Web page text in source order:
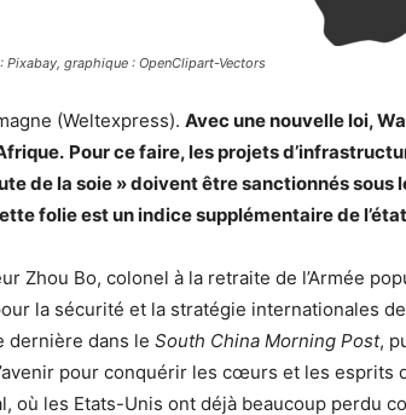
Pixabay, graphique : OpenClipart-Vectors
(Weltexpress). Avec une nouvelle loi,
Pour ce faire, les projets
de la soie » doivent être sanctionnés sous
folie est un indice supplémentaire de
Zhou Bo, colonel à la retraite de l’Armée
la sécurité et la stratégie internationales
dernière dans le South China Morning Post,
pour conquérir les cœurs et les esprits
où les Etats-Unis ont déjà beaucoup perdu